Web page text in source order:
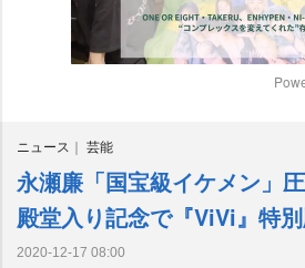
ニュース 芸能
永瀬廉「国宝級イケメン」
殿堂入り記念で『ViVi』特
2020-12-17 08:00